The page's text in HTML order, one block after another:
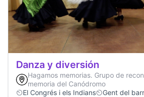
Danza y diversión
Hagamos memorias. Grupo de
memoria del Canódromo
El Congrés i els Indians
Gent del